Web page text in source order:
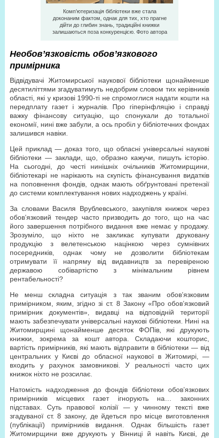
Комп’ютеризація бібліотеки вже стала
доконаним фактом, однак для тих, хто прагне
дійти до глибин знань, традиційні книжки
залишаються поза конкуренцією. Фото автора
Необов’язковість обов’язкового
примірника
Відвідувачі Житомирської наукової бібліотеки щонайменше
десятиліттями згадуватимуть недобрим словом тих керівників
області, які у кризові 1990-ті не спромоглися надати кошти на
передплату газет і журналів. Про гіперінфляцію і справді
важку фінансову ситуацію, що спонукали до тотальної
економії, нині вже забули, а ось пробіл у бібліотечних фондах
залишився навіки.
Цей приклад — доказ того, що обласні універсальні наукові
бібліотеки — заклади, що, образно кажучи, пишуть історію.
На сьогодні, до честі нинішніх очільників Житомирщини,
бібліотекарі не нарікають на скупість фінансування видатків
на поповнення фондів, однак мають обґрунтовані претензії
до системи комплектування нових надходжень у країні.
За словами Василя Врублевського, закупівля книжок через
обов’язковий тендер часто призводить до того, що на час
його завершення потрібного видання вже немає у продажу.
Зрозуміло, що ніхто не закликає купувати друковану
продукцію з велетенською націнкою через сумнівних
посередників, однак чому не дозволити бібліотекам
отримувати її напряму від видавництв за перевіреною
державою собівартістю з мінімальним рівнем
рентабельності?
Не менш складна ситуація з так званим обов’язковим
примірником, яким, згідно зі ст. 8 Закону «Про обов’язковий
примірник документів», видавці на відповідній території
мають забезпечувати універсальні наукові бібліотеки. Нині на
Житомирщині щонайменше десяток ФОПів, які друкують
книжки, зокрема за кошт автора. Складаючи кошторис,
вартість примірників, які мають відправити в бібліотеки — від
центральних у Києві до обласної наукової в Житомирі, —
входить у рахунок замовникові. У реальності часто цих
книжок ніхто не розсилає.
Натомість надходження до фондів бібліотеки обов’язкових
примірників місцевих газет ігнорують на… законних
підставах. Суть правової колізії — у чинному тексті вже
згадуваної ст. 8 закону, де йдеться про місце виготовлення
(публікації) примірників видання. Однак більшість газет
Житомирщини вже друкують у Вінниці й навіть Києві, де